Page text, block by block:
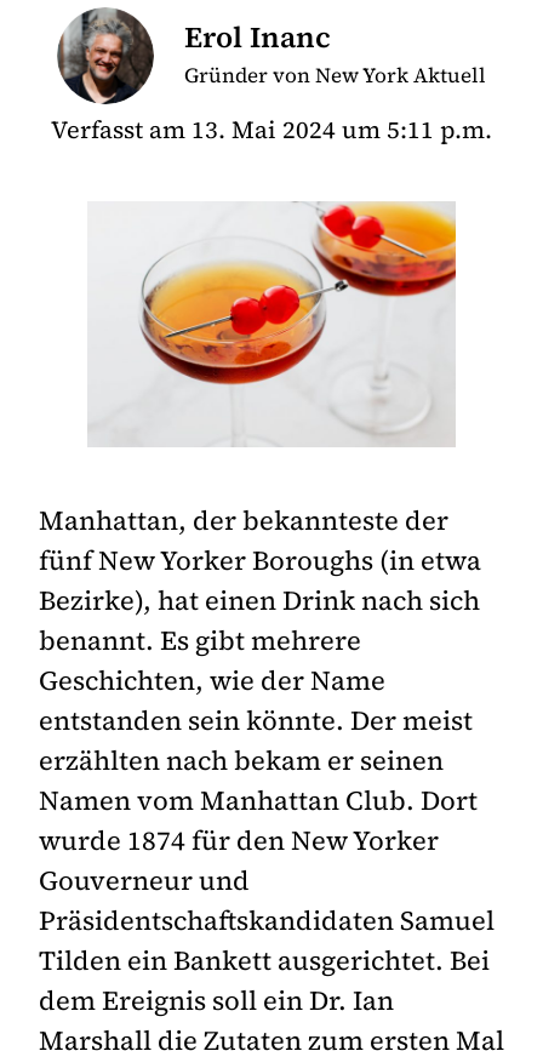
Erol Inanc
Gründer von New York Aktuell
Verfasst am 13. Mai 2024um 5:11 p.m.
Manhattan, der bekannteste der
fünf New Yorker Boroughs (in etwa
Bezirke), hat einen Drink nach sich
benannt. Es gibt mehrere
Geschichten, wie der Name
entstanden sein könnte. Der meist
erzählten nach bekam er seinen
Namen vom Manhattan Club. Dort
wurde 1874 für den New Yorker
Gouverneur und
Präsidentschaftskandidaten Samuel
Tilden ein Bankett ausgerichtet. Bei
dem Ereignis soll ein Dr. Ian
Marshall die Zutaten zum ersten Mal